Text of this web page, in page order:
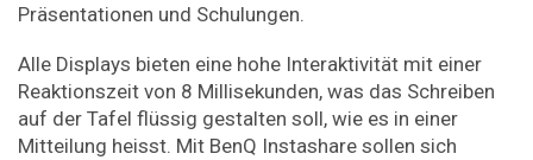
Präsentationen und Schulungen.
Alle Displays bieten eine hohe Interaktivität mit einer
Reaktionszeit von 8 Millisekunden, was das Schreiben
auf der Tafel flüssig gestalten soll, wie es in einer
Mitteilung heisst. Mit BenQ Instashare sollen sich